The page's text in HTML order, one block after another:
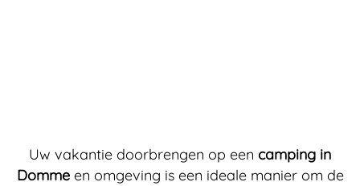
Uw vakantie doorbrengen op een camping in
Dommeen omgeving is een ideale manier om de